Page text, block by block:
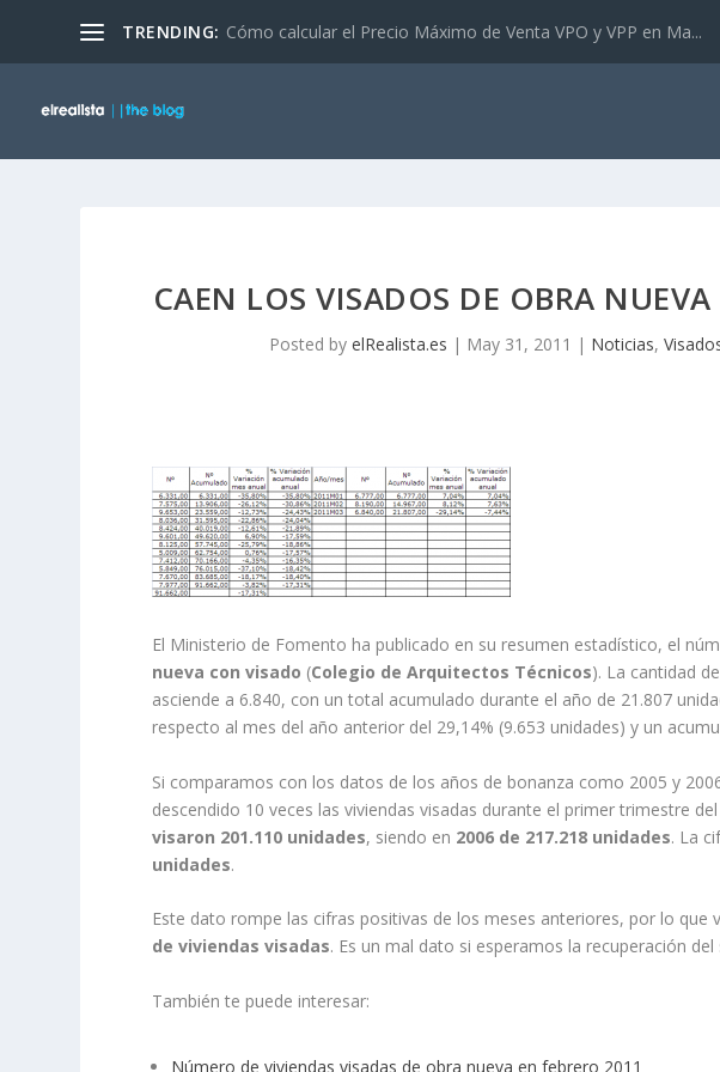
TRENDING: Cómo calcular el Precio Máximo de Venta VPO y VPP en Ma...
CAEN LOS VISADOS DE OBRA
Posted byelRealista.es | May 31, 2011 | Noticias,
El Ministerio de Fomento ha publicado en su resumen estadístico, el
nueva con visado (Colegio de Arquitectos Técnicos). La cantidad
asciende a 6.840, con un total acumulado durante el año de 21.807
respecto al mes del año anterior del 29,14% (9.653 unidades) y un
Si comparamos con los datos de los años de bonanza como 2005 y
descendido 10 veces las viviendas visadas durante el primer trimestre del
visaron 201.110 unidades, siendo en 2006 de 217.218 unidades. La
unidades.
Este dato rompe las cifras positivas de los meses anteriores, por lo que
de viviendas visadas. Es un mal dato si esperamos la recuperación
También te puede interesar:
Número de viviendas visadas de obra nueva en febrero 2011